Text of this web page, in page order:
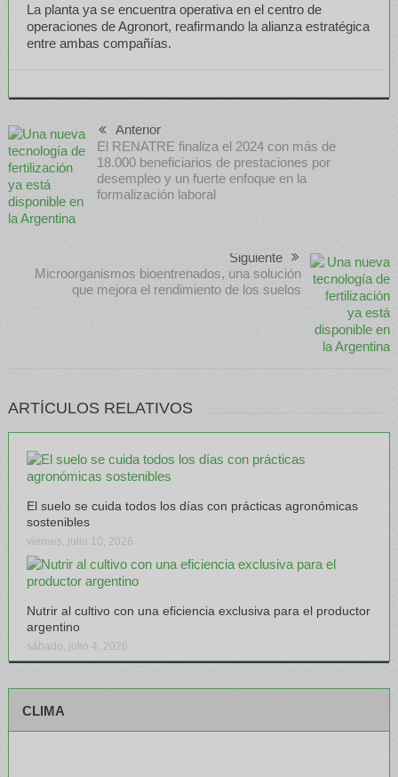
La planta ya se encuentra operativa en el centro de
operaciones de Agronort, reafirmando la alianza estratégica
entre ambas compañías.
Anterior
El RENATRE finaliza el 2024 con más de
18.000 beneficiarios de prestaciones por
desempleo y un fuerte enfoque en la
formalización laboral
Siguiente
Microorganismos bioentrenados, una solución
que mejora el rendimiento de los suelos
ARTÍCULOS RELATIVOS
El suelo se cuida todos los días con prácticas agronómicas
sostenibles
viernes, julio 10, 2026
Nutrir al cultivo con una eficiencia exclusiva para el productor
argentino
sábado, julio 4, 2026
CLIMA